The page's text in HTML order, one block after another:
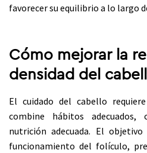
favorecer su equilibrio a lo largo
Cómo mejorar la
densidad del
El cuidado del cabello
combine hábitos adecuados,
nutrición adecuada. El
funcionamiento del folículo,